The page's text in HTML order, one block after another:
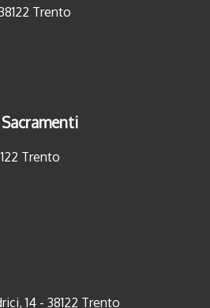
Trento
Trento
14 - 38122 Trento